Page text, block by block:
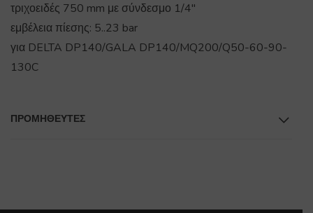
τριχοειδές 750 mm με σύνδεσμο 1/4''
εμβέλεια πίεσης: 5..23 bar
για DELTA DP140/GALA DP140/MQ200/Q50-60-90-
130C
ΠΡΟΜΗΘΕΥΤΕΣ